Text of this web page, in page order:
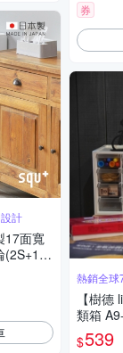
計
17面寬
(2S+1M
券
熱銷全球
牌
【樹
類箱
$539